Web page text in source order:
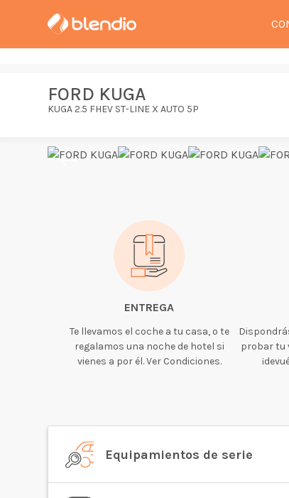
FORD KUGA
KUGA 2.5 FHEV ST-LINE X AUTO 5P
ENTREGA
Te llevamos el coche a tu casa, o te
regalamos una noche de hotel si
vienes a por él. Ver Condiciones.
probar tu
Equipamientos de serie